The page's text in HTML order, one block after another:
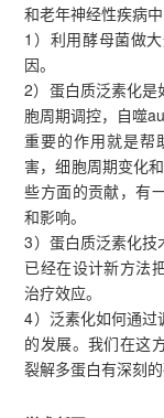
和老年神经性疾病
1）利用酵母菌做
因。
2）蛋白质泛素化是
胞周期调控，自噬
重要的作用就是帮
害，细胞周期变化
些方面的贡献，有
和影响。
3）蛋白质泛素化
已经在设计新方法
治疗效应。
4）泛素化如何通
的发展。我们在这
裂解多蛋白有深刻的